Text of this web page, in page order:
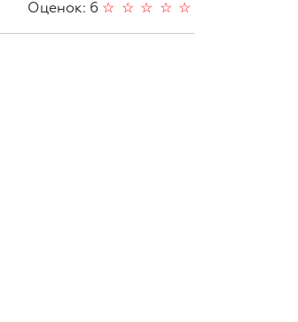
Оценок: 6 ☆
☆
☆
☆
☆